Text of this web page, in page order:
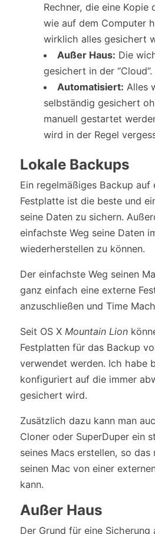
Rechner, die eine Kopie
wie auf dem Computer
wirklich alles gesichert
Außer Haus: Die
gesichert in der “Cloud”.
Automatisiert: Alles
selbständig gesichert
manuell gestartet
wird in der Regel
Lokale Backups
Ein regelmäßiges Backup auf
Festplatte ist die beste und
seine Daten zu sichern.
einfachste Weg seine Daten
wiederherstellen zu können.
Der einfachste Weg seinen
ganz einfach eine externe
anzuschließen und Time
Seit OS XMountain Lion
Festplatten für das Backup
verwendet werden. Ich habe
konfiguriert auf die immer
gesichert wird.
Zusätzlich dazu kann man
Cloner oder SuperDuper ein
seines Macs erstellen, so das
seinen Mac von einer
kann.
Außer Haus
Der Grund für eine Sicherung